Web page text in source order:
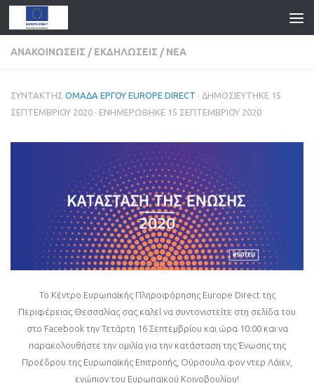
ΑΝΑΚΟΙΝΏΣΕΙΣ / ΕΚΔΗΛΏΣΕΙΣ / ΝΈΑ
ΣΥΝΤΆΚΤΗΣ ΟΜΆΔΑ ΈΡΓΟΥ EUROPE DIRECT · ΔΗΜΟΣΙΕΎΤΗΚΕ 15
ΣΕΠΤΕΜΒΡΊΟΥ 2020 · ΕΝΗΜΕΡΏΘΗΚΕ 15 ΣΕΠΤΕΜΒΡΊΟΥ 2020
Το Κέντρο Ευρωπαϊκής Πληροφόρησης Europe Direct της
Περιφέρειας Θεσσαλίας σας καλεί να συντονιστείτε στη σελίδα του
στο Facebook την Τετάρτη 16 Σεπτεμβρίου και ώρα 10:00 και να
παρακολουθήστε την ομιλία για την κατάσταση της Ένωσης της
Προέδρου της Ευρωπαϊκής Επιτροπής, Ούρσουλα φον ντερ Λάιεν,
ενώπιον του Ευρωπαϊκού Κοινοβουλίου!